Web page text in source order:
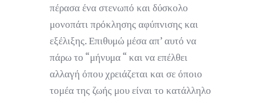
πέρασα ένα στενωπό και δύσκολο
μονοπάτι πρόκλησης αφύπνισης και
εξέλιξης. Επιθυμώ μέσα απ’ αυτό να
πάρω το “μήνυμα “ και να επέλθει
αλλαγή όπου χρειάζεται και σε όποιο
τομέα της ζωής μου είναι το κατάλληλο